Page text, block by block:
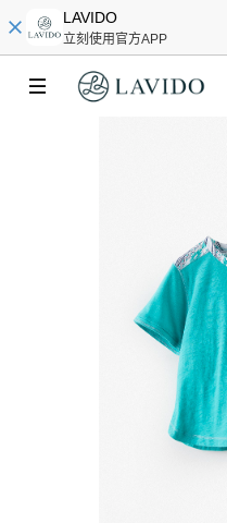
LAVIDO
立刻使用官方APP